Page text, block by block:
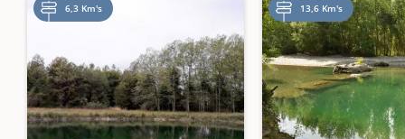
6,3 Km's 13,6 Km's